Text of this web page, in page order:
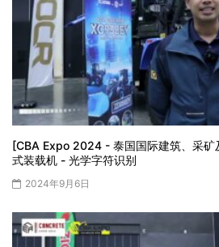
[CBA Expo 2024 - 泰国国际建筑、采矿
式装载机 - 光学字符识别
2024年9月6日